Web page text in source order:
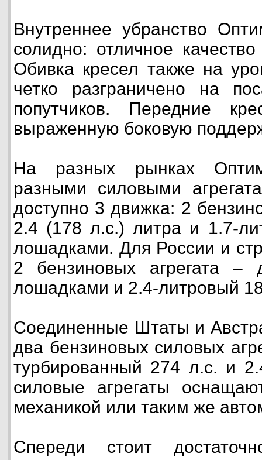
Внутреннее убранство
солидно: отличное
Обивка кресел также на
четко разграничено на
попутчиков. Передние
выраженную боковую
На разных рынках
разными силовыми
доступно 3 движка: 2
2.4 (178 л.с.) литра и 1.7-
лошадками. Для России и
2 бензиновых агрегата –
лошадками и 2.4-литровый
Соединенные Штаты и
два бензиновых силовых
турбированный 274 л.с. и
силовые агрегаты
механикой или таким же
Спереди стоит